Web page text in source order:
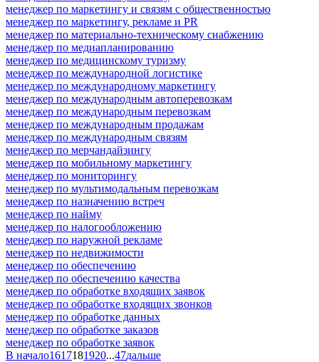
менеджер по маркетингу и связям с общественностью
менеджер по маркетингу, рекламе и PR
менеджер по материально-техническому снабжению
менеджер по медиапланированию
менеджер по медицинскому туризму
менеджер по международной логистике
менеджер по международному маркетингу
менеджер по международным автоперевозкам
менеджер по международным перевозкам
менеджер по международным продажам
менеджер по международным связям
менеджер по мерчандайзингу
менеджер по мобильному маркетингу
менеджер по мониторингу
менеджер по мультимодальным перевозкам
менеджер по назначению встреч
менеджер по найму
менеджер по налогообложению
менеджер по наружной рекламе
менеджер по недвижимости
менеджер по обеспечению
менеджер по обеспечению качества
менеджер по обработке входящих заявок
менеджер по обработке входящих звонков
менеджер по обработке данных
менеджер по обработке заказов
менеджер по обработке заявок
В начало1617181920...47дальше